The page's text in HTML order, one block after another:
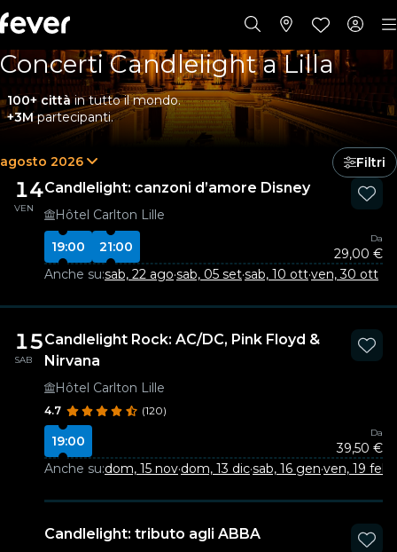
Concerti Candlelight a Lilla
100+ cittàin tutto il mondo.
+3Mpartecipanti.
agosto 2026 Filtri
14
VEN
Candlelight: canzoni d’amore Disney
Hôtel Carlton Lille
19:00
21:00
Da
29,00 €
Anche su:sab, 22 ago·sab, 05 set·sab, 10 ott·ven, 30 ott
15
SAB
Candlelight Rock: AC/DC, Pink Floyd &
Nirvana
Hôtel Carlton Lille
4.7 (120)
19:00
Da
39,50 €
Anche su:dom, 15 nov·dom, 13 dic·sab, 16 gen·ven, 19 feb
Candlelight: tributo agli ABBA